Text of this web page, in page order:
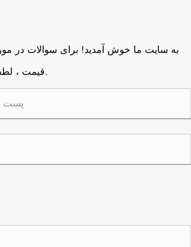
به سایت ما خوش آمدید! برای سوالات در
قیمت ، لطفا ایمیل خود را برای ما بگذارید و ما ظرف 24 ساعت با شما تماس خواهیم گرفت.